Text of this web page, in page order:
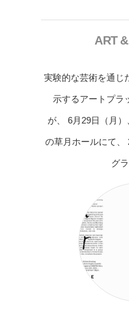
ART
実験的な芸術を通じ
示するアートプラ
が、 6月29日（月
の草月ホールにて、
グ